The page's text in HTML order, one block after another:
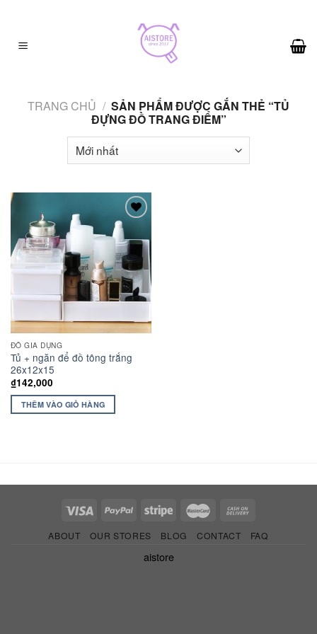
content
TRANG CHỦ / SẢN PHẨM ĐƯỢC GẮN THẺ “TỦ
ĐỰNG ĐỒ TRANG ĐIỂM”
Add to
wishlist
ĐỒ GIA DỤNG
Tủ + ngăn để đồ tông trắng
26x12x15
₫142,000
THÊM VÀO GIỎ HÀNG
ABOUT OUR STORES BLOG CONTACT FAQ
aistore